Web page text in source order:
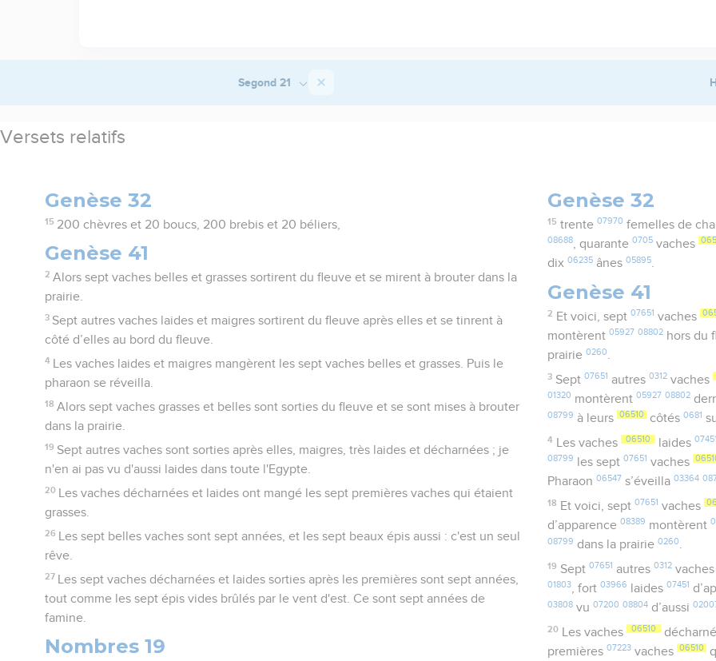
Segond 21
Versets relatifs
Genèse 32
15 200 chèvres et 20 boucs, 200 brebis et 20 béliers,
Genèse 41
2 Alors sept vaches belles et grasses sortirent du fleuve et se mirent à brouter dans la
prairie.
3 Sept autres vaches laides et maigres sortirent du fleuve après elles et se tinrent à
côté d’elles au bord du fleuve.
4
Les vaches laides et maigres mangèrent les sept vaches belles et grasses. Puis le
pharaon se réveilla.
18 Alors sept vaches grasses et belles sont sorties du fleuve et se sont mises à brouter
dans la prairie.
19 Sept autres vaches sont sorties après elles, maigres, très laides et décharnées ; je
n'en ai pas vu d'aussi laides dans toute l'Egypte.
20
Les vaches décharnées et laides ont mangé les sept premières vaches qui étaient
grasses.
26
Les sept belles vaches sont sept années, et les sept beaux épis aussi : c'est un seul
rêve.
27
Les sept vaches décharnées et laides sorties après les premières sont sept années,
tout comme les sept épis vides brûlés par le vent d'est. Ce sont sept années de
famine.
Nombres 19
Genèse 32
15 trente 07970 femelles de
08688, quarante0705 vaches
dix06235 ânes05895.
Genèse 41
2 Et voici, sept 07651 vaches
montèrent05927 08802 hors du
prairie0260.
3 Sept 07651 autres 0312vaches
01320 montèrent05927 08802
08799 à leurs 06510 côtés0681
4 Les vaches 06510 laides 07451
08799 les sept07651 vaches
Pharaon06547 s’éveilla03364
18 Et voici, sept 07651 vaches
d’apparence08389 montèrent
08799 dans la prairie0260.
19 Sept 07651 autres 0312vaches
01803, fort03966 laides07451
03808 vu07200 08804 d’aussi
20 Les vaches 06510
premières07223 vaches 06510